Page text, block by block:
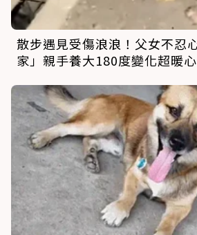
散步遇見受傷浪浪！父女不忍
家」親手養大180度變化超暖心